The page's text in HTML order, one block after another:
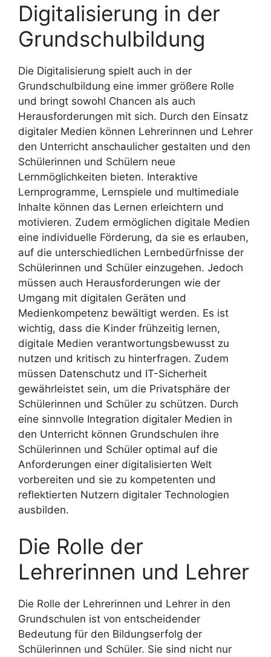
Digitalisierung in der
Grundschulbildung
Die Digitalisierung spielt auch in der
Grundschulbildung eine immer größere Rolle
und bringt sowohl Chancen als auch
Herausforderungen mit sich. Durch den Einsatz
digitaler Medien können Lehrerinnen und Lehrer
den Unterricht anschaulicher gestalten und den
Schülerinnen und Schülern neue
Lernmöglichkeiten bieten. Interaktive
Lernprogramme, Lernspiele und multimediale
Inhalte können das Lernen erleichtern und
motivieren. Zudem ermöglichen digitale Medien
eine individuelle Förderung, da sie es erlauben,
auf die unterschiedlichen Lernbedürfnisse der
Schülerinnen und Schüler einzugehen. Jedoch
müssen auch Herausforderungen wie der
Umgang mit digitalen Geräten und
Medienkompetenz bewältigt werden. Es ist
wichtig, dass die Kinder frühzeitig lernen,
digitale Medien verantwortungsbewusst zu
nutzen und kritisch zu hinterfragen. Zudem
müssen Datenschutz und IT-Sicherheit
gewährleistet sein, um die Privatsphäre der
Schülerinnen und Schüler zu schützen. Durch
eine sinnvolle Integration digitaler Medien in
den Unterricht können Grundschulen ihre
Schülerinnen und Schüler optimal auf die
Anforderungen einer digitalisierten Welt
vorbereiten und sie zu kompetenten und
reflektierten Nutzern digitaler Technologien
ausbilden.
Die Rolle der
Lehrerinnen und Lehrer
Die Rolle der Lehrerinnen und Lehrer in den
Grundschulen ist von entscheidender
Bedeutung für den Bildungserfolg der
Schülerinnen und Schüler. Sie sind nicht nur